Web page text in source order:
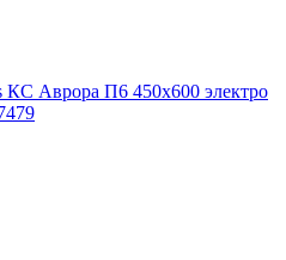
КС Аврора П6 450x600 электро